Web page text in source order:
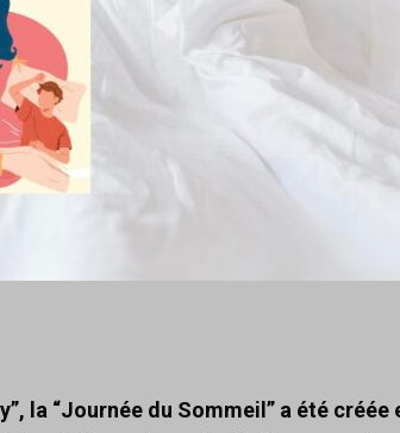
la “Journée du Sommeil” a été créée